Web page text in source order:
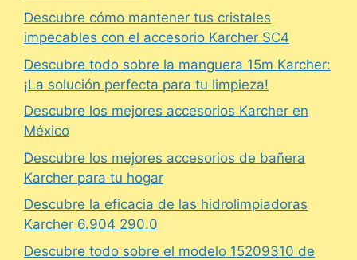
Descubre cómo mantener tus cristales
impecables con el accesorio Karcher SC4
Descubre todo sobre la manguera 15m Karcher:
¡La solución perfecta para tu limpieza!
Descubre los mejores accesorios Karcher en
México
Descubre los mejores accesorios de bañera
Karcher para tu hogar
Descubre la eficacia de las hidrolimpiadoras
Karcher 6.904 290.0
Descubre todo sobre el modelo 15209310 de